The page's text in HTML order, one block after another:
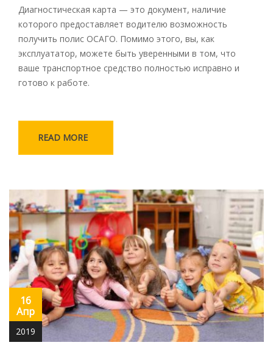
Диагностическая карта — это документ, наличие
которого предоставляет водителю возможность
получить полис ОСАГО. Помимо этого, вы, как
эксплуататор, можете быть уверенными в том, что
ваше транспортное средство полностью исправно и
готово к работе.
READ MORE
16
Апр
2019